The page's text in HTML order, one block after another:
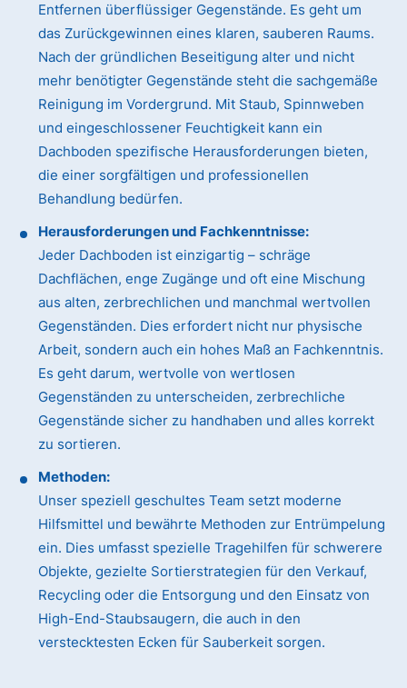
Entfernen überflüssiger Gegenstände. Es geht um
das Zurückgewinnen eines klaren, sauberen Raums.
Nach der gründlichen Beseitigung alter und nicht
mehr benötigter Gegenstände steht die sachgemäße
Reinigung im Vordergrund. Mit Staub, Spinnweben
und eingeschlossener Feuchtigkeit kann ein
Dachboden spezifische Herausforderungen bieten,
die einer sorgfältigen und professionellen
Behandlung bedürfen.
Herausforderungen und Fachkenntnisse:
Jeder Dachboden ist einzigartig – schräge
Dachflächen, enge Zugänge und oft eine Mischung
aus alten, zerbrechlichen und manchmal wertvollen
Gegenständen. Dies erfordert nicht nur physische
Arbeit, sondern auch ein hohes Maß an Fachkenntnis.
Es geht darum, wertvolle von wertlosen
Gegenständen zu unterscheiden, zerbrechliche
Gegenstände sicher zu handhaben und alles korrekt
zu sortieren.
Methoden:
Unser speziell geschultes Team setzt moderne
Hilfsmittel und bewährte Methoden zur Entrümpelung
ein. Dies umfasst spezielle Tragehilfen für schwerere
Objekte, gezielte Sortierstrategien für den Verkauf,
Recycling oder die Entsorgung und den Einsatz von
High-End-Staubsaugern, die auch in den
verstecktesten Ecken für Sauberkeit sorgen.